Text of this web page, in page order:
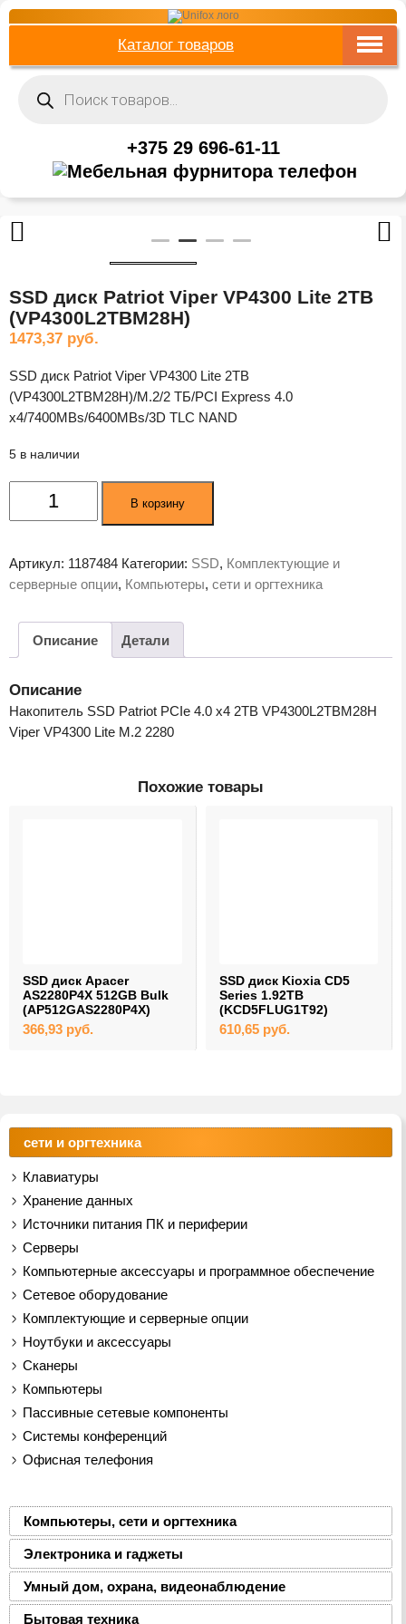
Каталог товаров
товаров
+375 29 696-61-11
SSD диск Patriot Viper VP4300 Lite 2TB
(VP4300L2TBM28H)
1473,37 руб.
SSD диск Patriot Viper VP4300 Lite 2TB
(VP4300L2TBM28H)/M.2/2 ТБ/PCI Express 4.0
x4/7400MBs/6400MBs/3D TLC NAND
5 в наличии
Количество
товара
Patriot
Viper
2TB
В корзину
Артикул: 1187484 Категории: SSD, Комплектующие и
серверные опции, Компьютеры, сети и оргтехника
Описание Детали
Описание
Накопитель SSD Patriot PCIe 4.0 x4 2TB VP4300L2TBM28H
Viper VP4300 Lite M.2 2280
Похожие товары
SSD диск Apacer
AS2280P4X 512GB Bulk
(AP512GAS2280P4X)
366,93 руб.
SSD диск Kioxia CD5
Series 1.92TB
(KCD5FLUG1T92)
610,65 руб.
сети и оргтехника
Клавиатуры
Хранение данных
Источники питания ПК и периферии
Серверы
Компьютерные аксессуары и программное обеспечение
Сетевое оборудование
Комплектующие и серверные опции
Ноутбуки и аксессуары
Сканеры
Компьютеры
Пассивные сетевые компоненты
Системы конференций
Офисная телефония
Компьютеры, сети и оргтехника
Электроника и гаджеты
Умный дом, охрана, видеонаблюдение
Бытовая техника